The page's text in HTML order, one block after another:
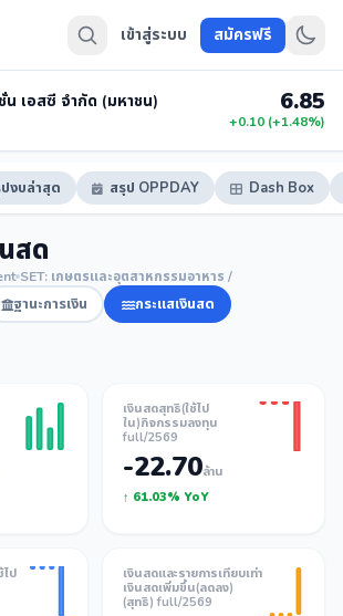
เข้าสู่ระบบ สมัครฟรี
น เอสซี จำกัด (มหาชน) 6.85
+0.10 (+1.48%)
งบล่าสุด สรุป OPPDAY Dash Box
สด
SET: เกษตรและอุตสาหกรรมอาหาร /
ฐานะการเงิน
กระแสเงินสด
เงินสดสุทธิ(ใช้ไป
ใน)กิจกรรมลงทุน
full/2569
-22.70ล้าน
↑ 61.03% YoY
ไป
เงินสดและรายการเทียบเท่า
เงินสดเพิ่มขึ้น(ลดลง)
(สุทธิ) full/2569